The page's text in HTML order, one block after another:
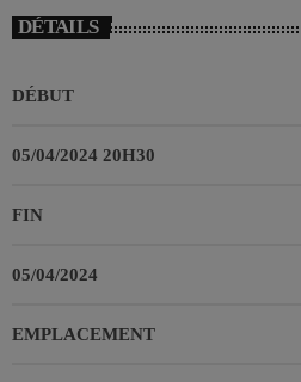
DÉTAILS
DÉBUT
05/04/2024 20H30
FIN
05/04/2024
EMPLACEMENT